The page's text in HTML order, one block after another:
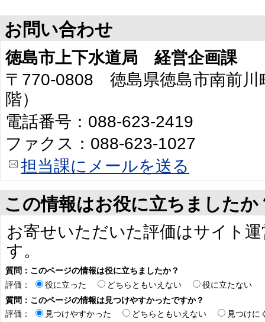
お問い合わせ
徳島市上下水道局 経営企画課
〒770-0808 徳島県徳島市南前川
階）
電話番号：088-623-2419
ファクス：088-623-1027
担当課にメールを送る
この情報はお役に立ちましたか
お寄せいただいた評価はサイト
す。
質問：このページの情報は役に立ちましたか？
評価：
役に立った どちらともいえない
役に立たない
質問：このページの情報は見つけやすかったですか？
評価：
見つけやすかった どちらともいえない 見つけに